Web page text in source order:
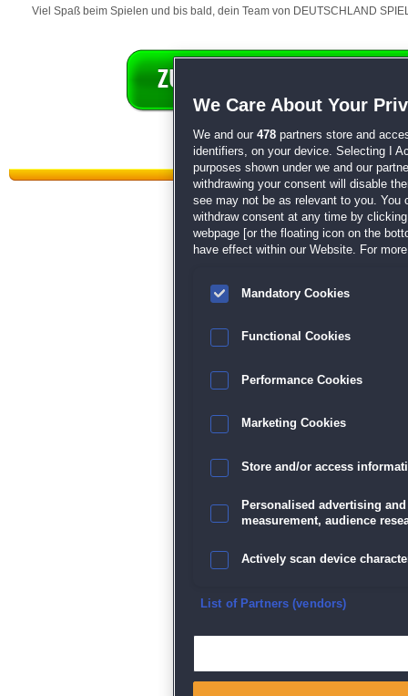
Viel Spaß beim Spielen und bis bald, dein Team von DEUTSCHLAND
Datenschutz| AGB|Impressum
We Care About Your
We and our 478 partners store and
identifiers, on your device. Selecting I
purposes shown under we and our
withdrawing your consent will disable
see may not be as relevant to you. You
withdraw consent at any time by
webpage [or the floating icon on the
have effect within our Website. For
Mandatory Cookies
Functional Cookies
Performance Cookies
Marketing Cookies
Store and/or access
Personalised advertising
measurement, audience
Actively scan device
Ensure security, prevent
List of Partners (vendors)